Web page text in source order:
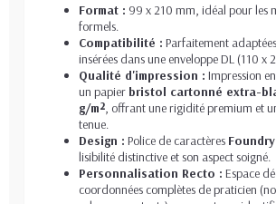
Format : 99 x 210 mm, idéal pour les
formels.
Compatibilité : Parfaitement
insérées dans une enveloppe DL (110 x
Qualité d'impression : Impression
un papier bristol cartonné extra-
g/m², offrant une rigidité premium et
tenue.
Design : Police de caractères Foundry
lisibilité distinctive et son aspect soigné.
Personnalisation Recto : Espace
coordonnées complètes de praticien